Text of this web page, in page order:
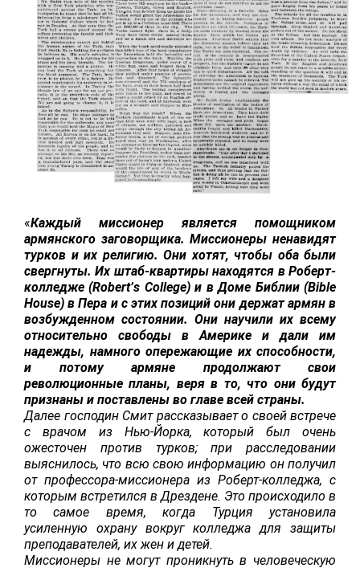
«Каждый миссионер является помощником
армянского заговорщика. Миссионеры ненавидят
турков и их религию. Они хотят, чтобы оба были
свергнуты. Их штаб-квартиры находятся в Роберт-
колледже (Robert’s College) и в Доме Библии (Bible
House) в Пера и с этих позиций они держат армян в
возбужденном состоянии. Они научили их всему
относительно свободы в Америке и дали им
надежды, намного опережающие их способности,
и потому армяне продолжают свои
революционные планы, веря в то, что они будут
признаны и поставлены во главе всей страны.
Далее господин Смит рассказывает о своей встрече
с врачом из Нью-Йорка, который был очень
ожесточен против турков; при расследовании
выяснилось, что всю свою информацию он получил
от профессора-миссионера из Роберт-колледжа, с
которым встретился в Дрездене. Это происходило в
то самое время, когда Турция установила
усиленную охрану вокруг колледжа для защиты
преподавателей, их жен и детей.
Миссионеры не могут проникнуть в человеческую